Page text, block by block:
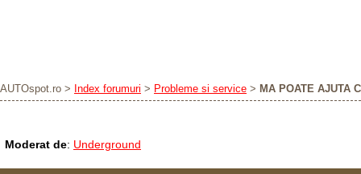
AUTOspot.ro > Index forumuri > Probleme si service > MA POATE AJUTA
Moderat de: Underground